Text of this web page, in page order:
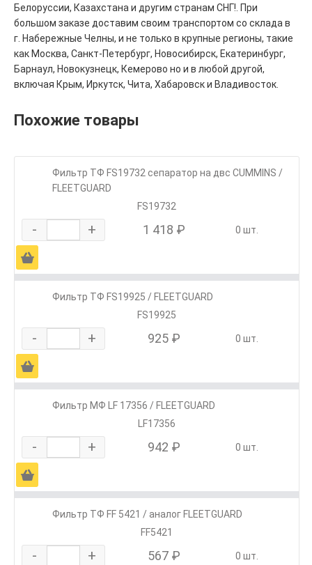
Белоруссии, Казахстана и другим странам СНГ!. При
большом заказе доставим своим транспортом со склада в
г. Набережные Челны, и не только в крупные регионы, такие
как Москва, Санкт-Петербург, Новосибирск, Екатеринбург,
Барнаул, Новокузнецк, Кемерово но и в любой другой,
включая Крым, Иркутск, Чита, Хабаровск и Владивосток.
Похожие товары
Фильтр ТФ FS19732 сепаратор на двc CUMMINS /
FLEETGUARD
FS19732
- + 1 418 ₽ 0 шт.
Ä
Фильтр ТФ FS19925 / FLEETGUARD
FS19925
- + 925 ₽ 0 шт.
Ä
Фильтр МФ LF 17356 / FLEETGUARD
LF17356
- + 942 ₽ 0 шт.
Ä
Фильтр ТФ FF 5421 / аналог FLEETGUARD
FF5421
- + 567 ₽ 0 шт.